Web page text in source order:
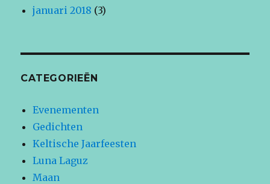
januari 2018 (3)
CATEGORIEËN
Evenementen
Gedichten
Keltische Jaarfeesten
Luna Laguz
Maan